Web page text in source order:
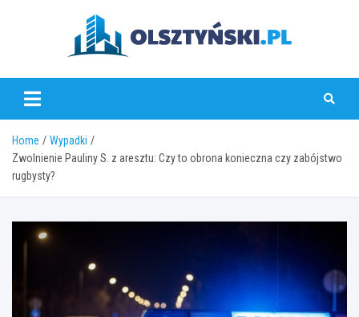
olsztynski.pl
Home
Wypadki
Zwolnienie Pauliny S. z aresztu: Czy to obrona konieczna czy zabójstwo
rugbysty?